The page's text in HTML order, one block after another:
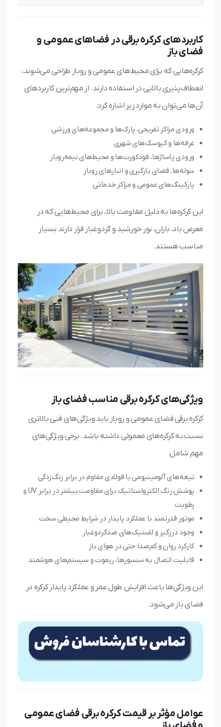
کاربردهای کرکره برقی در فضاهای عمومی و
فضای باز
کرکره‌هایی که برای محیط‌های عمومی و روباز طراحی می‌شوند،
انعطاف‌پذیری بالایی در استفاده دارند. از مهم‌ترین کاربردهای
آن‌ها می‌توان به موارد زیر اشاره کرد:
ورودی مراکز تفریحی، پارک‌ها و مجموعه‌های ورزشی
غرفه‌ها و کیوسک‌های شهری
ورودی پاساژها، فودکورت‌ها و محیط‌های نیمه‌روباز
سوله‌ها، فضای بارگیری و انبارهای روباز
پارکینگ‌های عمومی و مراکز خدماتی
این کرکره‌ها به دلیل مقاومت بالا، برای محیط‌هایی که در
معرض باد، باران، نور خورشید و گردوغبار قرار دارند بسیار
مناسب هستند.
ویژگی‌های کرکره برقی مناسب فضای باز
کرکره برقی فضای عمومی و روباز باید ویژگی‌های فنی بالاتری
نسبت به کرکره‌های معمولی داشته باشد. برخی ویژگی‌های
مهم شامل:
تیغه‌های آلومینیومی یا فولادی مقاوم در برابر زنگ‌زدگی
پوشش رنگ الکترواستاتیک برای مقاومت بیشتر در برابر UV و
رطوبت
موتور قدرتمند با عملکرد پایدار در شرایط محیطی سخت
وجود درزگیر و لاستیک‌های ضدگردوغبار
کارکرد روان و کم‌صدا حتی در هوای باز
قابلیت اتصال به سنسورها، ریموت و سیستم‌های هوشمند
این ویژگی‌ها باعث افزایش طول عمر و عملکرد پایدار کرکره در
فضای باز می‌شود.
عوامل مؤثر بر قیمت کرکره برقی فضای عمومی